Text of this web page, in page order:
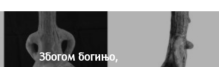
Збогом богињо,